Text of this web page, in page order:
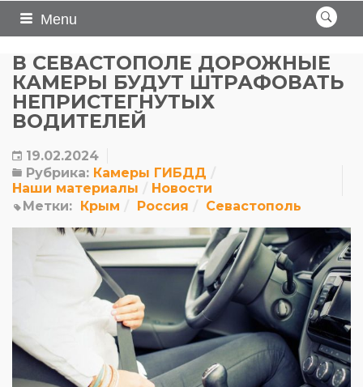
Menu
В СЕВАСТОПОЛЕ ДОРОЖНЫЕ
КАМЕРЫ БУДУТ ШТРАФОВАТЬ
НЕПРИСТЕГНУТЫХ
ВОДИТЕЛЕЙ
19.02.2024
Рубрика: Камеры ГИБДД
Наши материалы
Новости
Метки: Крым Россия Севастополь